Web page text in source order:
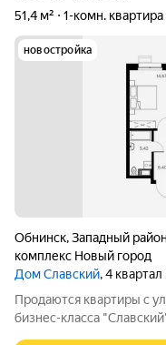
51,4 м²
1-комн. квартира
новостройка
Обнинск,Западный район
комплекс Новый город
Дом Славский, 4
Продаются квартиры с
бизнес-класса